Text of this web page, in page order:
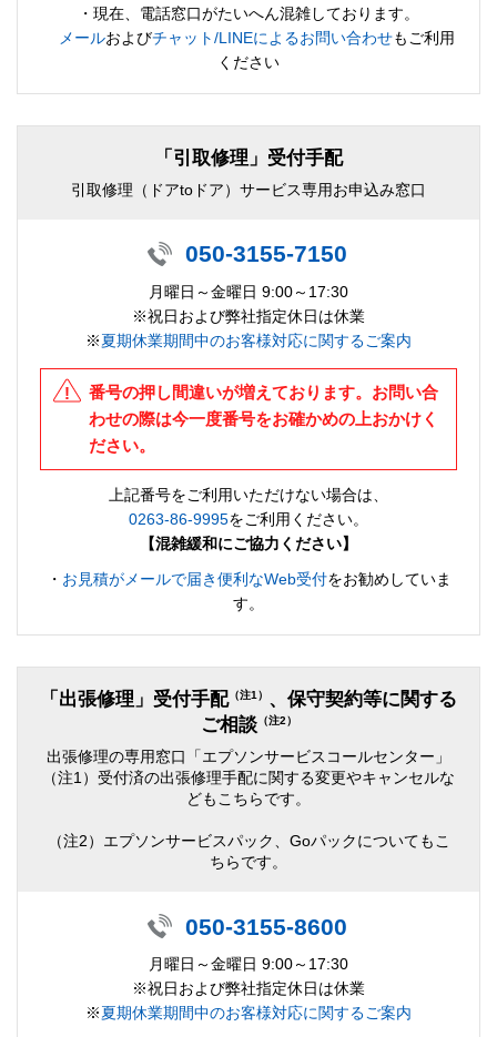
・現在、電話窓口がたいへん混雑しております。
メールおよびチャット/LINEによるお問い合わせもご利用
ください
「引取修理」受付手配
引取修理（ドアtoドア）サービス専用お申込み窓口
050-3155-7150
月曜日～金曜日 9:00～17:30
※祝日および弊社指定休日は休業
※夏期休業期間中のお客様対応に関するご案内
番号の押し間違いが増えております。お問い合
わせの際は今一度番号をお確かめの上おかけく
ださい。
上記番号をご利用いただけない場合は、
0263-86-9995をご利用ください。
【混雑緩和にご協力ください】
・ お見積がメールで届き便利なWeb受付をお勧めしていま
す。
「出張修理」受付手配 （注1） 、保守契約等に関する
ご相談（注2）
出張修理の専用窓口「エプソンサービスコールセンター」
（注1）受付済の出張修理手配に関する変更やキャンセルな
どもこちらです。
（注2）エプソンサービスパック、Goパックについてもこ
ちらです。
050-3155-8600
月曜日～金曜日 9:00～17:30
※祝日および弊社指定休日は休業
※夏期休業期間中のお客様対応に関するご案内